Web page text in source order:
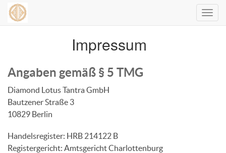
ein-/
Impressum
Angaben gemäß § 5 TMG
Diamond Lotus Tantra GmbH
Bautzener Straße 3
10829 Berlin
Handelsregister: HRB 214122 B
Registergericht: Amtsgericht Charlottenburg